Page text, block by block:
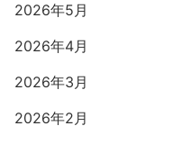
2026年5月
2026年4月
2026年3月
2026年2月